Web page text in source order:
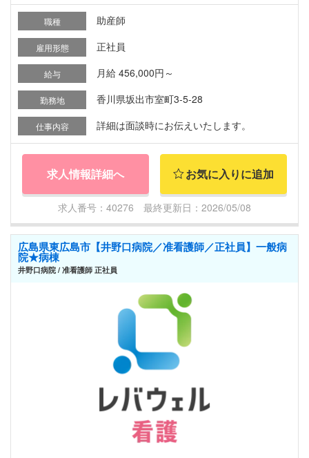
職種 助産師
雇用形態 正社員
給与 月給 456,000円～
勤務地 香川県坂出市室町3-5-28
仕事内容 詳細は面談時にお伝えいたします。
求人情報詳細へ お気に入りに追加
求人番号：40276 最終更新日：2026/05/08
広島県東広島市【井野口病院／准看護師／正社員】一般病
院★病棟
井野口病院 / 准看護師 正社員